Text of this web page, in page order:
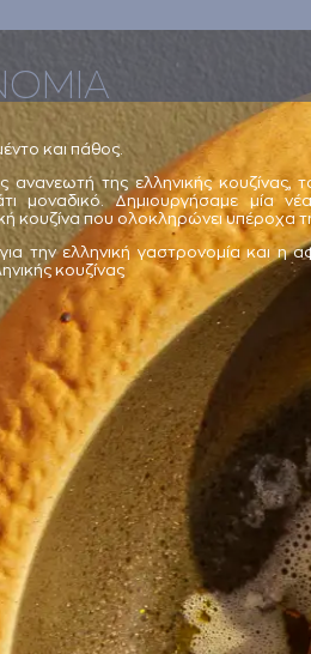
και πάθος.
της ελληνικής κουζίνας,
μοναδικό. Δημιουργήσαμε μία
κουζίνα που ολοκληρώνει υπέροχα
την ελληνική γαστρονομία και η
κουζίνας